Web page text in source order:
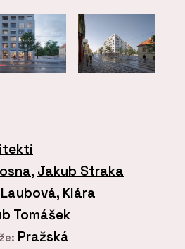
, Jakub Straka
Klára
Tomášek
Pražská